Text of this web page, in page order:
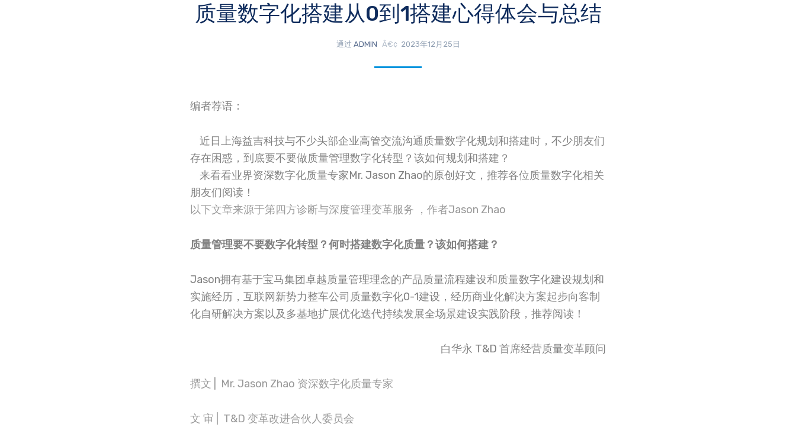
质量数字化搭建从0到1搭建心得体会与总结
通过 ADMIN 2023年12月25日
编者荐语：
近日上海益吉科技与不少头部企业高管交流沟通质量数字化规划和搭建时，不少朋友们
存在困惑，到底要不要做质量管理数字化转型？该如何规划和搭建？
来看看业界资深数字化质量专家Mr. Jason Zhao的原创好文，推荐各位质量数字化相关
朋友们阅读！
以下文章来源于第四方诊断与深度管理变革服务 ，作者Jason Zhao
质量管理要不要数字化转型？何时搭建数字化质量？该如何搭建？
Jason拥有基于宝马集团卓越质量管理理念的产品质量流程建设和质量数字化建设规划和
实施经历，互联网新势力整车公司质量数字化0-1建设，经历商业化解决方案起步向客制
化自研解决方案以及多基地扩展优化迭代持续发展全场景建设实践阶段，推荐阅读！
白华永 T&D 首席经营质量变革顾问
撰文 | Mr. Jason Zhao 资深数字化质量专家
文 审 | T&D 变革改进合伙人委员会